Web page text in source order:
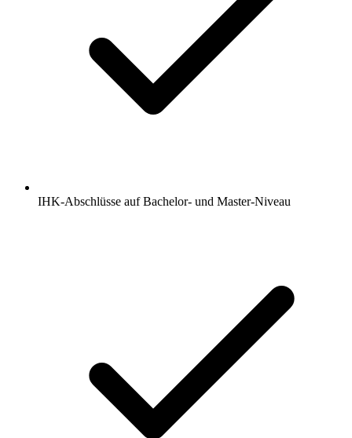
IHK-Abschlüsse auf Bachelor- und Master-Niveau